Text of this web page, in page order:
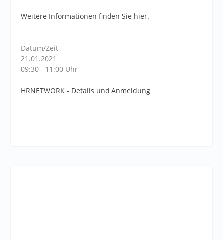
Weitere Informationen finden Sie hier.
Datum/Zeit
21.01.2021
09:30 - 11:00 Uhr
HRNETWORK - Details und Anmeldung